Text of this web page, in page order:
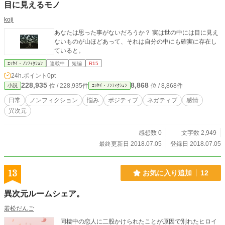
目に見えるモノ
koji
あなたは思った事がないだろうか？ 実は世の中には目に見え
ないものが山ほどあって、それは自分の中にも確実に存在し
ていると。
ｴｯｾｲ・ﾉﾝﾌｨｸｼｮﾝ 連載中 短編 R15
24h.ポイント 0pt
小説 228,935 位 / 228,935件 ｴｯｾｲ・ﾉﾝﾌｨｸｼｮﾝ 8,868 位 / 8,868件
日常 ノンフィクション 悩み ポジティブ ネガティブ
感情
異次元
感想数 0
文字数 2,949
最終更新日 2018.07.05
登録日 2018.07.05
13 お気に入り追加 12
異次元ルームシェア。
若松だんご
同棲中の恋人に二股かけられたことが原因で別れたヒロイ